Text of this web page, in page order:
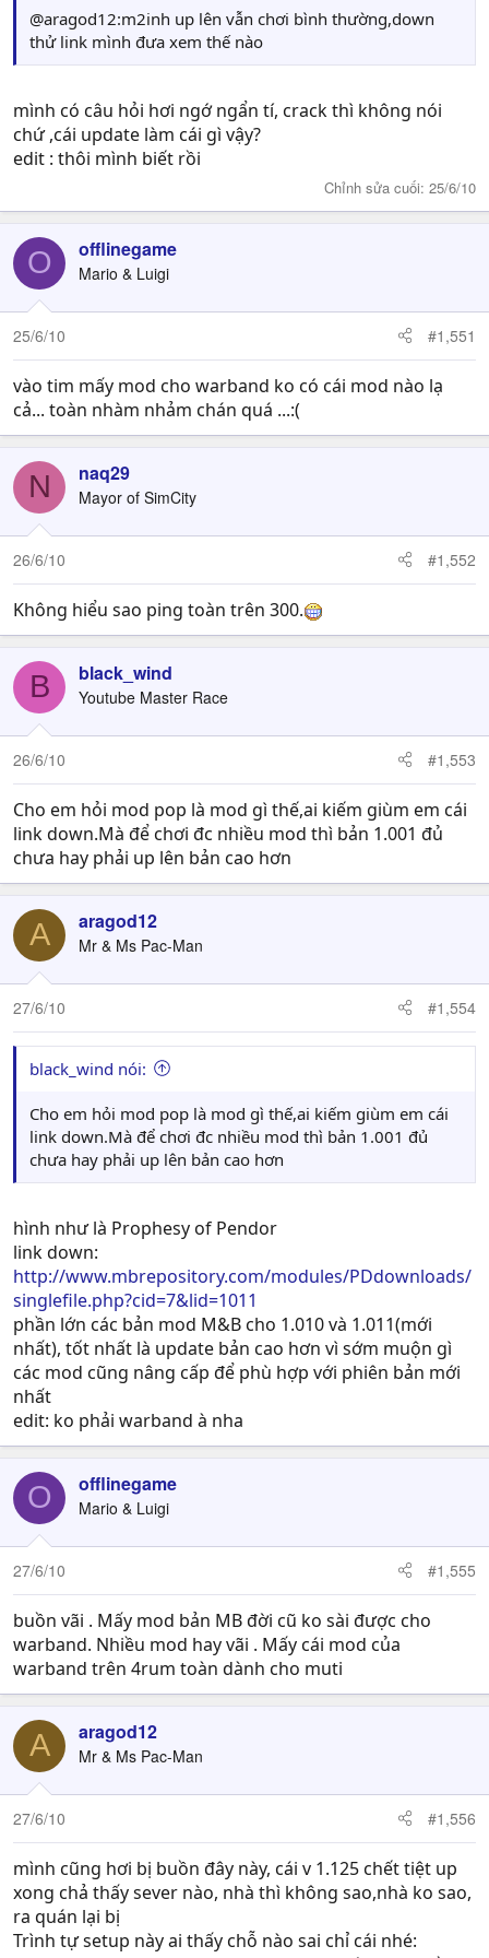
@aragod12:m2inh up lên vẫn chơi bình thường,down
thử link mình đưa xem thế nào
mình có câu hỏi hơi ngớ ngẩn tí, crack thì không nói
chứ ,cái update làm cái gì vậy?
edit : thôi mình biết rồi
Chỉnh sửa cuối: 25/6/10
O offlinegame
Mario & Luigi
25/6/10 #1,551
vào tim mấy mod cho warband ko có cái mod nào lạ
cả... toàn nhàm nhảm chán quá ...:(
N naq29
Mayor of SimCity
26/6/10 #1,552
Không hiểu sao ping toàn trên 300.
B black_wind
Youtube Master Race
26/6/10 #1,553
Cho em hỏi mod pop là mod gì thế,ai kiếm giùm em cái
link down.Mà để chơi đc nhiều mod thì bản 1.001 đủ
chưa hay phải up lên bản cao hơn
A aragod12
Mr & Ms Pac-Man
27/6/10 #1,554
black_wind nói:
Cho em hỏi mod pop là mod gì thế,ai kiếm giùm em cái
link down.Mà để chơi đc nhiều mod thì bản 1.001 đủ
chưa hay phải up lên bản cao hơn
hình như là Prophesy of Pendor
link down:
http://www.mbrepository.com/modules/PDdownloads/
singlefile.php?cid=7&lid=1011
phần lớn các bản mod M&B cho 1.010 và 1.011(mới
nhất), tốt nhất là update bản cao hơn vì sớm muộn gì
các mod cũng nâng cấp để phù hợp với phiên bản mới
nhất
edit: ko phải warband à nha
O offlinegame
Mario & Luigi
27/6/10 #1,555
buồn vãi . Mấy mod bản MB đời cũ ko sài được cho
warband. Nhiều mod hay vãi . Mấy cái mod của
warband trên 4rum toàn dành cho muti
A aragod12
Mr & Ms Pac-Man
27/6/10 #1,556
mình cũng hơi bị buồn đây này, cái v 1.125 chết tiệt up
xong chả thấy sever nào, nhà thì không sao,nhà ko sao,
ra quán lại bị
Trình tự setup này ai thấy chỗ nào sai chỉ cái nhé: